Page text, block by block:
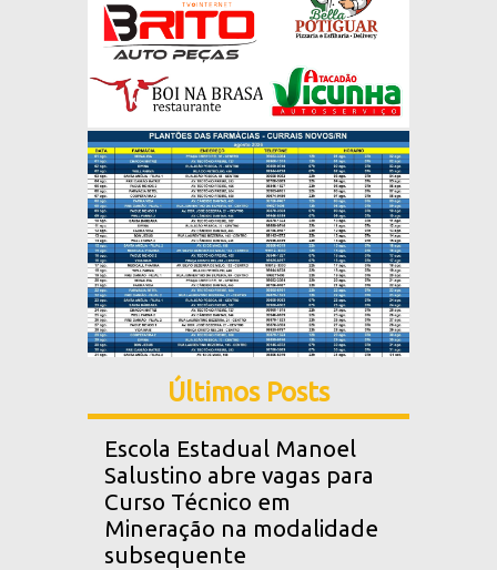
Últimos Posts
Escola Estadual Manoel
Salustino abre vagas para
Curso Técnico em
Mineração na modalidade
subsequente